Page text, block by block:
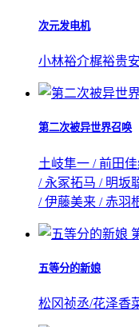
次元发电机
小林裕介梶裕贵
第二次被异世界召唤
土岐隼一 / 前田
/ 永冢拓马 / 明坂
/ 伊藤美来 / 赤羽
五等分的新娘
松冈祯丞/花泽香